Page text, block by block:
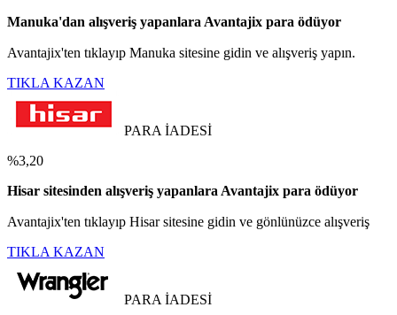
Manuka'dan alışveriş yapanlara Avantajix para ödüyor
Avantajix'ten tıklayıp Manuka sitesine gidin ve alışveriş yapın.
TIKLA KAZAN
PARA İADESİ
%3,20
Hisar sitesinden alışveriş yapanlara Avantajix para ödüyor
Avantajix'ten tıklayıp Hisar sitesine gidin ve gönlünüzce alışveriş
TIKLA KAZAN
PARA İADESİ